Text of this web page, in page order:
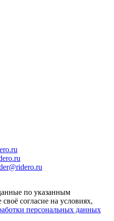
по указанным
согласие на условиях,
персональных данных